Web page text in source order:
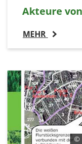
Akteure
MEHR
©